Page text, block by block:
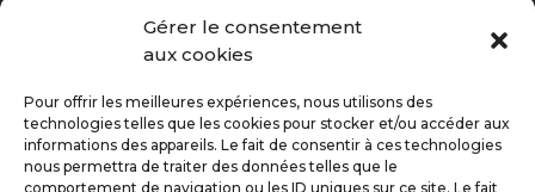
Gérer le consentement
aux cookies
Pour offrir les meilleures expériences, nous utilisons des
technologies telles que les cookies pour stocker et/ou accéder aux
informations des appareils. Le fait de consentir à ces technologies
nous permettra de traiter des données telles que le
comportement de navigation ou les ID uniques sur ce site. Le fait
Mardi, jeudi et vendredi : 16h30 – 19h
©2025 Centre Animation Jeunesse – Tous droits